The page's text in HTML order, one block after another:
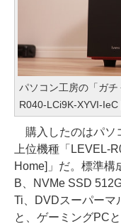
パソコン工房の「ガ
R040-LCi9K-XYVI-IeC
購入したのはパソ
上位機種「LEVEL-
Home]」だ。標準構
B、NVMe SSD
Ti、DVDスーパーマ
と、ゲーミングPC